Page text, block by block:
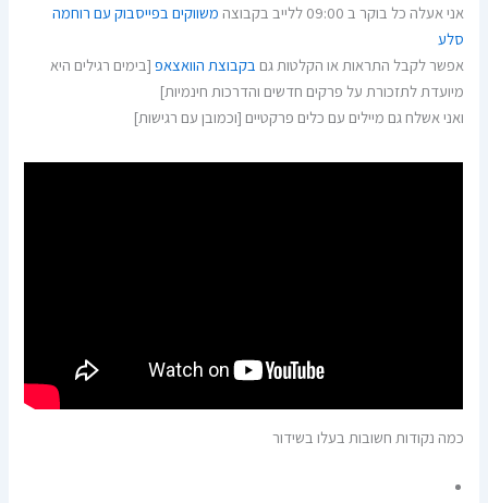
אני אעלה כל בוקר ב 09:00 ללייב בקבוצה
משווקים בפייסבוק עם רוחמה
סלע
אפשר לקבל התראות או הקלטות גם בקבוצת הוואצאפ [בימים רגילים היא
מיועדת לתזכורת על פרקים חדשים והדרכות חינמיות]
ואני אשלח גם מיילים עם כלים פרקטיים [וכמובן עם רגישות]
כמה נקודות חשובות בעלו בשידור